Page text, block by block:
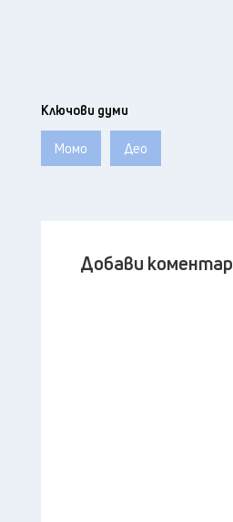
Ключови думи
Момо Део
Добави коментар